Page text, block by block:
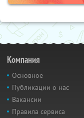
Компания
Основное
Публикации о нас
Вакансии
Правила сервиса